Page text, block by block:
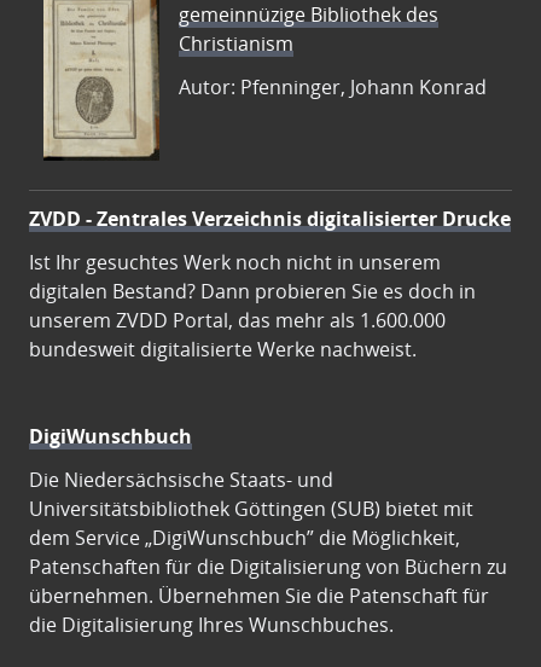
gemeinnüzige Bibliothek des
Christianism
Autor: Pfenninger, Johann Konrad
ZVDD - Zentrales Verzeichnis digitalisierter Drucke
Ist Ihr gesuchtes Werk noch nicht in unserem
digitalen Bestand? Dann probieren Sie es doch in
unserem ZVDD Portal, das mehr als 1.600.000
bundesweit digitalisierte Werke nachweist.
DigiWunschbuch
Die Niedersächsische Staats- und
Universitätsbibliothek Göttingen (SUB) bietet mit
dem Service „DigiWunschbuch” die Möglichkeit,
Patenschaften für die Digitalisierung von Büchern zu
übernehmen. Übernehmen Sie die Patenschaft für
die Digitalisierung Ihres Wunschbuches.